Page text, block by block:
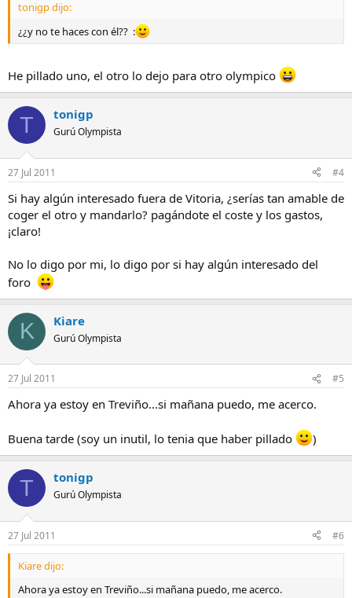
tonigp dijo:
¿¿y no te haces con él?? :
He pillado uno, el otro lo dejo para otro olympico
T tonigp
Gurú Olympista
27 Jul 2011 #4
Si hay algún interesado fuera de Vitoria, ¿serías tan amable de
coger el otro y mandarlo? pagándote el coste y los gastos,
¡claro!
No lo digo por mi, lo digo por si hay algún interesado del
foro
K Kiare
Gurú Olympista
27 Jul 2011 #5
Ahora ya estoy en Treviño...si mañana puedo, me acerco.
Buena tarde (soy un inutil, lo tenia que haber pillado )
T tonigp
Gurú Olympista
27 Jul 2011 #6
Kiare dijo:
Ahora ya estoy en Treviño...si mañana puedo, me acerco.